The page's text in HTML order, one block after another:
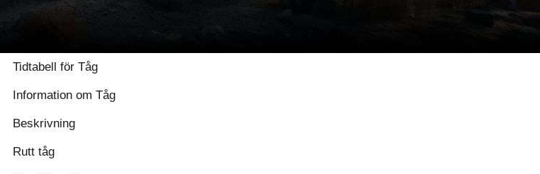
Tidtabell för Tåg
Information om Tåg
Beskrivning
Rutt tåg